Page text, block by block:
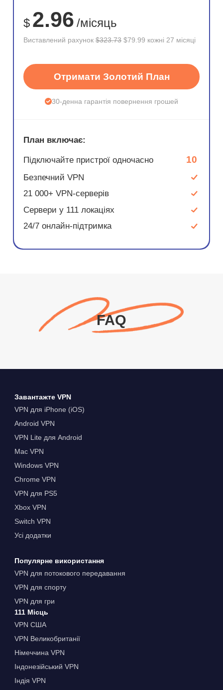
$ 2.96 /місяць
Виставлений рахунок$323.73 $79.99 кожні 27 місяці
Отримати Золотий План
30-денна гарантія повернення грошей
План включає:
Підключайте пристрої одночасно 10
Безпечний VPN
21 000+ VPN-серверів
Сервери у 111 локаціях
24/7 онлайн-підтримка
FAQ
Завантажте VPN
VPN для iPhone (iOS)
Android VPN
VPN Lite для Android
Mac VPN
Windows VPN
Chrome VPN
VPN для PS5
Xbox VPN
Switch VPN
Усі додатки
Популярне використання
VPN для потокового передавання
VPN для спорту
VPN для гри
111 Місць
VPN США
VPN Великобританії
Німеччина VPN
Індонезійський VPN
Індія VPN